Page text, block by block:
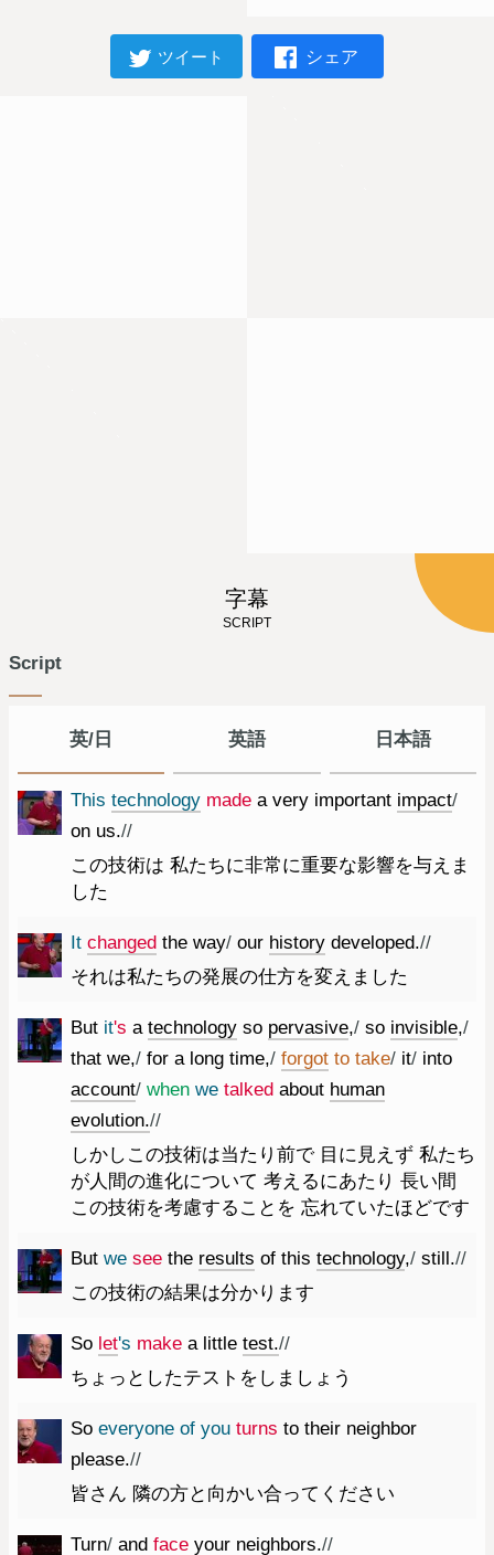
ツイート シェア
字幕
SCRIPT
Script
英/日 英語 日本語
This technology made a very important impact/
on us.//
この技術は 私たちに非常に重要な影響を与えま
した
It changed the way/ our history developed.//
それは私たちの発展の仕方を変えました
But it's a technology so pervasive,/ so invisible,/
that we,/ for a long time,/ forgot to take/ it/ into
account/ when we talked about human
evolution.//
しかしこの技術は当たり前で 目に見えず 私たち
が人間の進化について 考えるにあたり 長い間
この技術を考慮することを 忘れていたほどです
But we see the results of this technology,/ still.//
この技術の結果は分かります
So let's make a little test.//
ちょっとしたテストをしましょう
So everyone of you turns to their neighbor
please.//
皆さん 隣の方と向かい合ってください
Turn/ and face your neighbors.//